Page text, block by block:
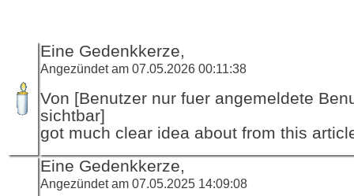
Eine Gedenkkerze,
Angezündet am 07.05.2026 00:11:38
Von [Benutzer nur fuer angemeldete
sichtbar]
got much clear idea about from this
Eine Gedenkkerze,
Angezündet am 07.05.2025 14:09:08